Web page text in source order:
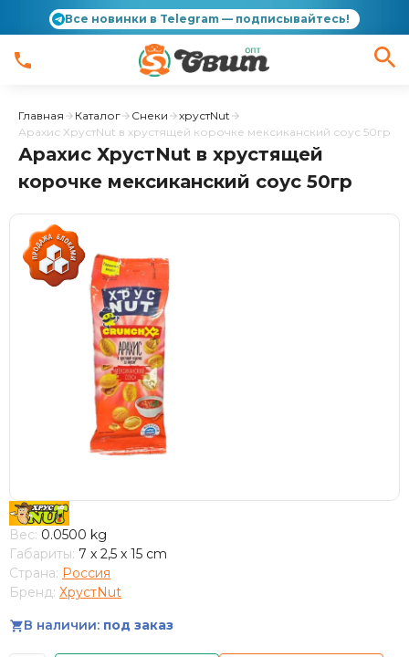
Все новинки в Telegram — подписывайтесь!
Главная Каталог Снеки
хрустNut
Арахис ХрустNut в хрустящей корочке мексиканский соус 50гр
Арахис ХрустNut в хрустящей
корочке мексиканский соус 50гр
Вес: 0.0500 kg
Габариты: 7 x 2,5 x 15 cm
Страна: Россия
Бренд: ХрустNut
В наличии: под заказ